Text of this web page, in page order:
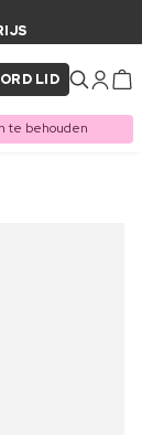
LID
te behouden